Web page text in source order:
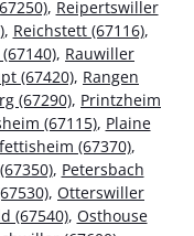
, Reipertswiller
, Reichstett (67116),
, Rauwiller
(67420), Rangen
(67290), Printzheim
(67115), Plaine
(67370),
, Petersbach
, Otterswiller
(67540), Osthouse